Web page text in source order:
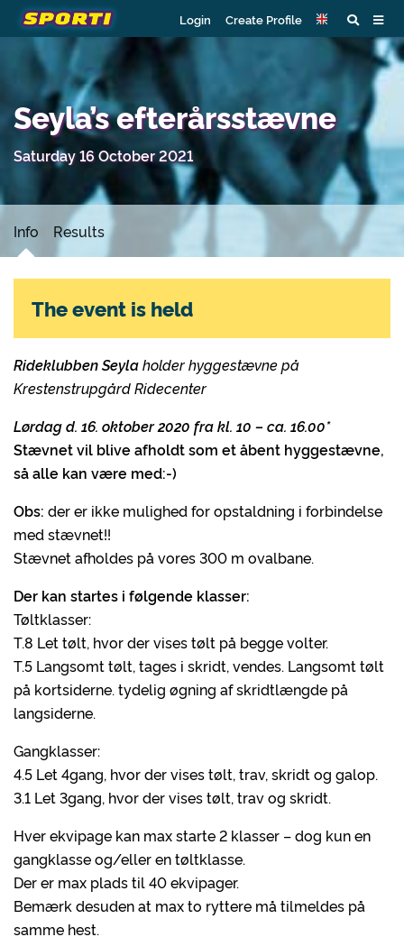
Login Create Profile
Seyla’s efterårsstævne
Saturday 16 October 2021
Info Results
Rideklubben Seylaholder hyggestævne på
Krestenstrupgård Ridecenter
Lørdag d. 16. oktober 2020 fra kl. 10 – ca. 16.00*
Stævnet vil blive afholdt som et åbent hyggestævne,
så alle kan være med:-)
Obs: der er ikke mulighed for opstaldning i forbindelse
med stævnet!!
Stævnet afholdes på vores 300 m ovalbane.
Der kan startes i følgende klasser:
Tøltklasser:
T.8 Let tølt, hvor der vises tølt på begge volter.
T.5 Langsomt tølt, tages i skridt, vendes. Langsomt tølt
på kortsiderne. tydelig øgning af skridtlængde på
langsiderne.
Gangklasser:
4.5 Let 4gang, hvor der vises tølt, trav, skridt og galop.
3.1 Let 3gang, hvor der vises tølt, trav og skridt.
Hver ekvipage kan max starte 2 klasser – dog kun en
gangklasse og/eller en tøltklasse.
Der er max plads til 40 ekvipager.
Bemærk desuden at max to ryttere må tilmeldes på
samme hest.
The event is held